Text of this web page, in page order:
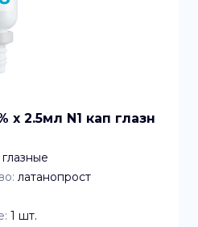
2.5мл N1 кап глазн
латанопрост
1 шт.